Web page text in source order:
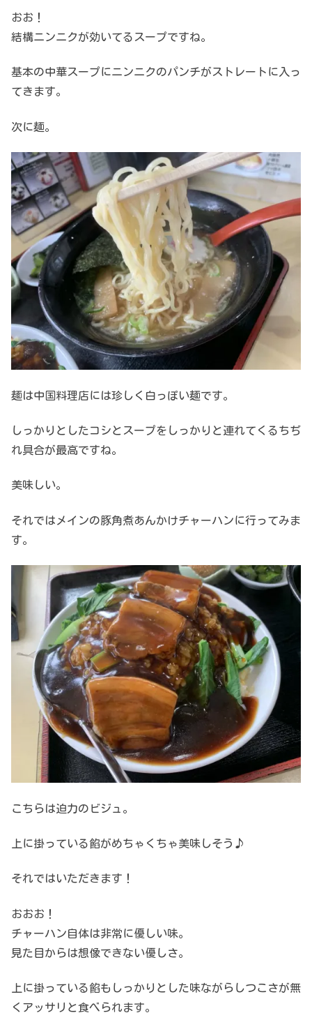
おお！
結構ニンニクが効いてるスープですね。
基本の中華スープにニンニクのパンチがストレートに入っ
てきます。
次に麺。
麺は中国料理店には珍しく白っぽい麺です。
しっかりとしたコシとスープをしっかりと連れてくるちぢ
れ具合が最高ですね。
美味しい。
それではメインの豚角煮あんかけチャーハンに行ってみま
す。
こちらは迫力のビジュ。
上に掛っている餡がめちゃくちゃ美味しそう♪
それではいただきます！
おおお！
チャーハン自体は非常に優しい味。
見た目からは想像できない優しさ。
上に掛っている餡もしっかりとした味ながらしつこさが無
くアッサリと食べられます。